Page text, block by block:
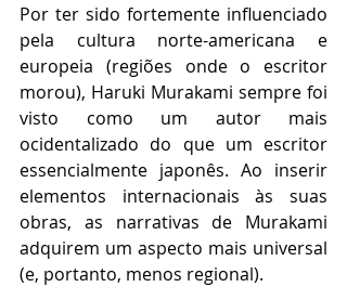
Por ter sido fortemente influenciado
pela cultura norte-americana e
europeia (regiões onde o escritor
morou), Haruki Murakami sempre foi
visto como um autor mais
ocidentalizado do que um escritor
essencialmente japonês. Ao inserir
elementos internacionais às suas
obras, as narrativas de Murakami
adquirem um aspecto mais universal
(e, portanto, menos regional).